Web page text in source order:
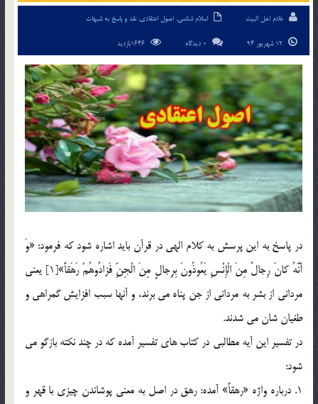
خادم اهل البیت اسلام شناسی, اصول اعتقادی, نقد و پاسخ به شبهات
0 دیدگاه
در پاسخ به اين پرسش به كلام الهي در قرآن بايد اشاره شود كه فرمود: «وَ
أَنَّهُ كانَ رِجالٌ مِنَ الْإِنْسِ يَعُوذُونَ بِرِجالٍ مِنَ الْجِنِّ فَزادُوهُمْ رَهَقاً»[1] يعني
مرداني از بشر به مرداني از جن پناه مي برند، و آنها سبب افزايش گمراهي و
طغيان شان مي شدند.
در تفسير اين آيه مطالبي در كتاب هاي تفسير آمده كه در چند نكته بازگو مي
شود:
1. درباره واژه «رهقاً» آمده: رهق در اصل به معني پوشاندن چيزي با قهر و